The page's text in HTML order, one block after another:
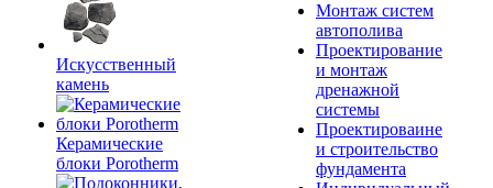
Искусственный
камень
Керамические
блоки Porotherm
Монтаж систем
автополива
Проектирование
и монтаж
дренажной
системы
Проектироваине
и строительство
фундамента